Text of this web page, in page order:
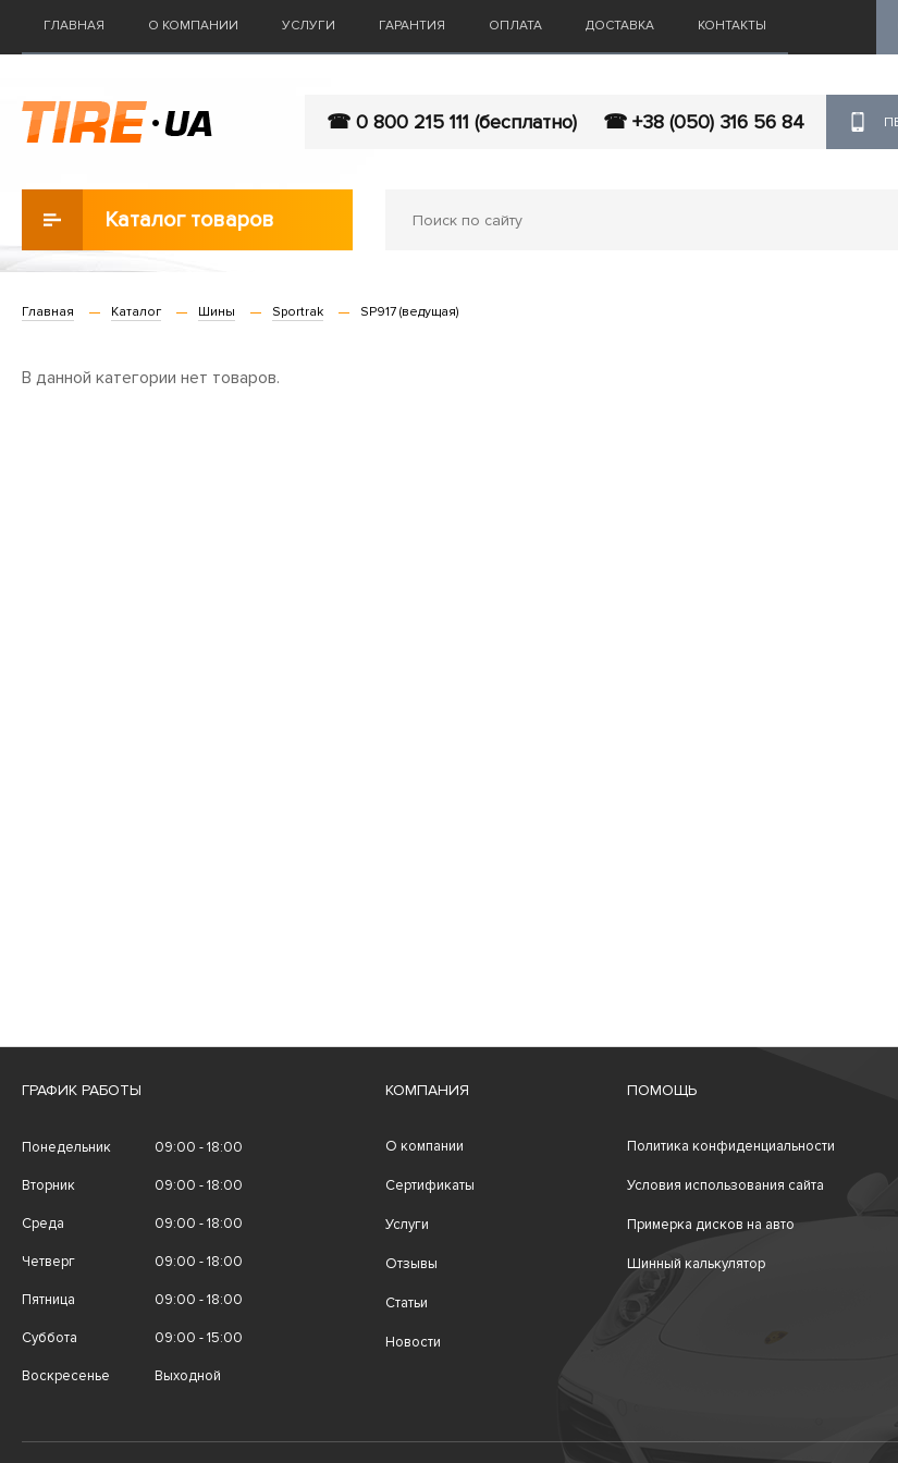
ГЛАВНАЯ О КОМПАНИИ УСЛУГИ ГАРАНТИЯ ОПЛАТА ДОСТАВКА КОНТАКТЫ
☎ 0 800 215 111 (бесплатно) ☎ +38 (050) 316 56 84
Каталог товаров
Главная Каталог Шины Sportrak SP917 (ведущая)
В данной категории нет товаров.
ГРАФИК РАБОТЫ
Понедельник 09:00 - 18:00
Вторник 09:00 - 18:00
Среда 09:00 - 18:00
Четверг 09:00 - 18:00
Пятница 09:00 - 18:00
Суббота 09:00 - 15:00
Воскресенье Выходной
КОМПАНИЯ
О компании
Сертификаты
Услуги
Отзывы
Статьи
Новости
ПОМОЩЬ
Политика конфиденциальности
Условия использования сайта
Примерка дисков на авто
Шинный калькулятор